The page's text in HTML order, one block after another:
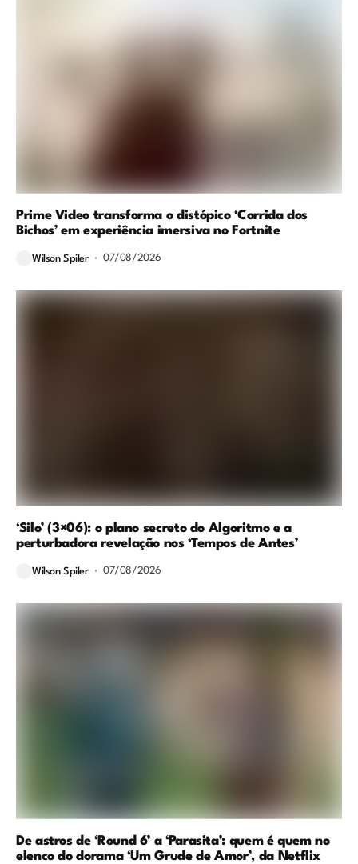
Prime Video transforma o distópico ‘Corrida dos
Bichos’ em experiência imersiva no Fortnite
Wilson Spiler 07/08/2026
‘Silo’ (3×06): o plano secreto do Algoritmo e a
perturbadora revelação nos ‘Tempos de Antes’
Wilson Spiler 07/08/2026
De astros de ‘Round 6’ a ‘Parasita’: quem é quem no
elenco do dorama ‘Um Grude de Amor’, da Netflix